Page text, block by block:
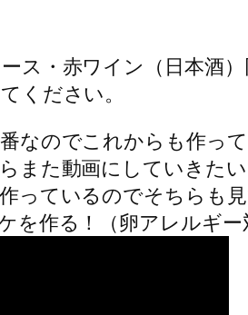
ス・赤ワイン（日本酒
ください。
なのでこれからも作って
また動画にしていきたい
っているのでそちらも見
を作る！（卵アレルギー